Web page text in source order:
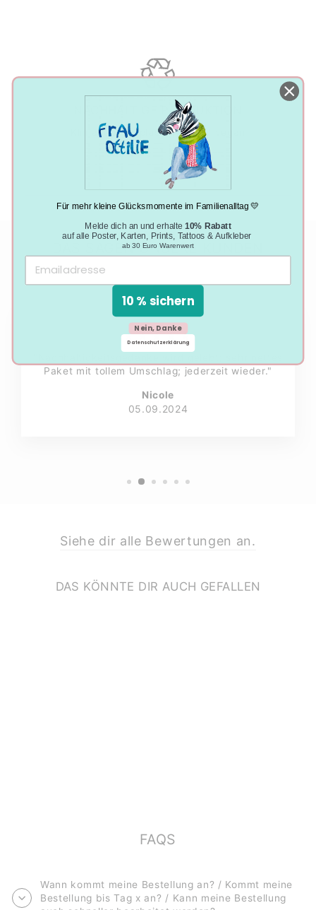
NACHHALTIGE PRODUKTION
Klimaneutral, plastikfrei und vegan
DAS SAGEN UNSERE KUNDEN
★★★★★
Paket mit tollem Umschlag; jederzeit wieder."
Nicole
05.09.2024
Siehe dir alle Bewertungen an.
DAS KÖNNTE DIR AUCH GEFALLEN
FAQS
Wann kommt meine Bestellung an? / Kommt meine
Bestellung bis Tag x an? / Kann meine Bestellung
Für mehr kleine Glücksmomente im Familienalltag 💛
Melde dich an und erhalte10% Rabatt
auf alle Poster, Karten, Prints, Tattoos & Aufkleber
ab 30 Euro Warenwert
10 % sichern
Nein, Danke
Datenschutzerklärung